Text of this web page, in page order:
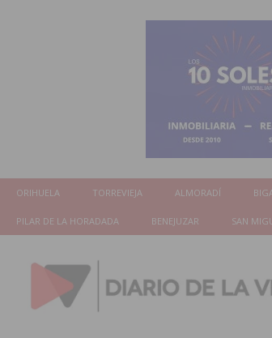
ORIHUELA TORREVIEJA ALMORADÍ
PILAR DE LA HORADADA BENEJUZAR SAN